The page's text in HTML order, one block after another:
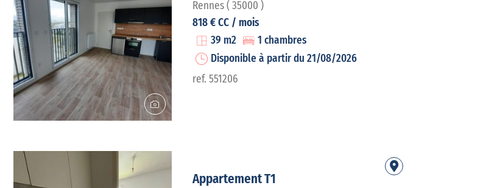
Rennes ( 35000 )
818 € CC / mois
39 m2
1 chambres
Disponible à partir du 21/08/2026
ref. 551206
Appartement T1